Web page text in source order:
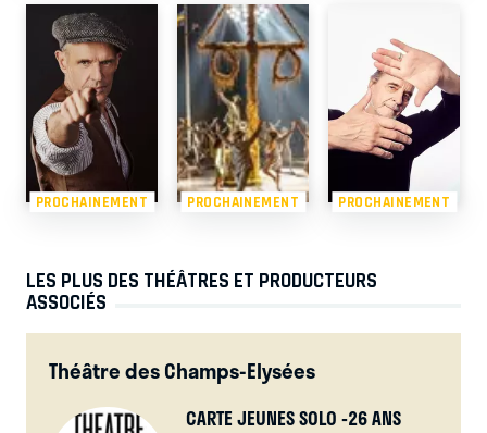
PROCHAINEMENT PROCHAINEMENT PROCHAINEMENT
LES PLUS DES THÉÂTRES ET PRODUCTEURS
ASSOCIÉS
Théâtre des Champs-Elysées
CARTE JEUNES SOLO -26 ANS